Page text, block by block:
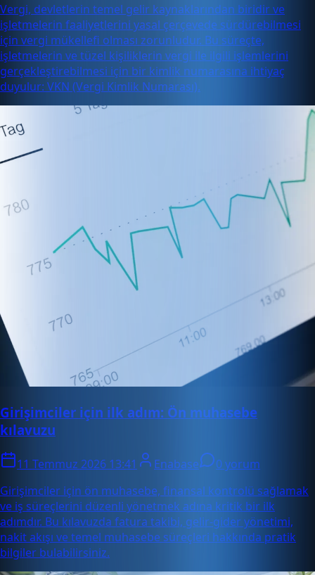
Vergi, devletlerin temel gelir kaynaklarından biridir ve
işletmelerin faaliyetlerini yasal çerçevede sürdürebilmesi
için vergi mükellefi olması zorunludur. Bu süreçte,
işletmelerin ve tüzel kişiliklerin vergi ile ilgili işlemlerini
gerçekleştirebilmesi için bir kimlik numarasına ihtiyaç
duyulur: VKN (Vergi Kimlik Numarası).
Girişimciler için ilk adım: Ön muhasebe
kılavuzu
11 Temmuz 2026 13:41 Enabase
0 yorum
Girişimciler için ön muhasebe, finansal kontrolü sağlamak
ve iş süreçlerini düzenli yönetmek adına kritik bir ilk
adımdır. Bu kılavuzda fatura takibi, gelir-gider yönetimi,
nakit akışı ve temel muhasebe süreçleri hakkında pratik
bilgiler bulabilirsiniz.